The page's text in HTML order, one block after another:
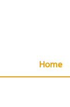
Home